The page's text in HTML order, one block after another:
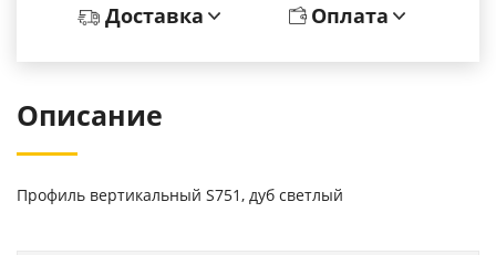
Доставка Оплата
Описание
Профиль вертикальный S751, дуб светлый